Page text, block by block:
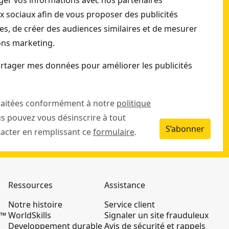
Fait partie de la plateforme sans fil 18V
outils V20* avec une batterie lithium-ion 18V
commune pour répondre à tous vos besoins.
sociaux afin de vous proposer des publicités
de créer des audiences similaires et de mesurer
marketing.
mes données pour améliorer les publicités
conformément à notre politique
pouvez vous désinscrire à tout
en remplissant ceformulaire. S’abonner
Ressources
Notre histoire
WorldSkills
Developpement durable
Assistance
Service client
Signaler un site frauduleux
Avis de sécurité et rappels